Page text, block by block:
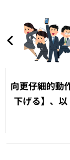
導
向更仔細的動
下げる】、